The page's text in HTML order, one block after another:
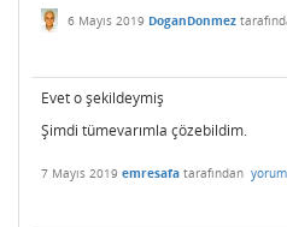
6 Mayıs 2019 DoganDonmez
Evet o şekildeymiş
Şimdi tümevarımla çözebildim.
7 Mayıs 2019 emresafa tarafından